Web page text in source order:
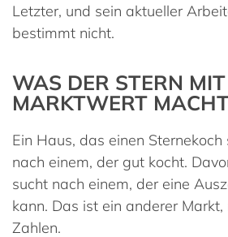
Letzter, und sein aktueller
bestimmt nicht.
WAS DER STERN
MARKTWERT
Ein Haus, das einen
nach einem, der gut kocht.
sucht nach einem, der eine
kann. Das ist ein anderer
Zahlen.